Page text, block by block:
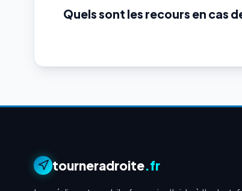
Quels sont les recours en cas
tourneradroite.fr